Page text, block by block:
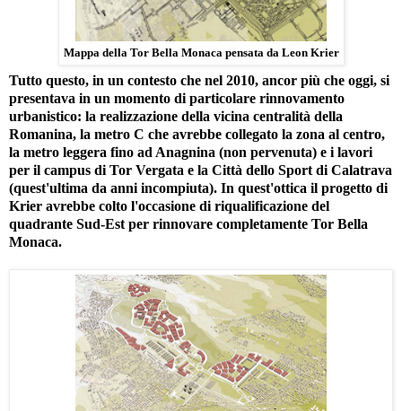
Mappa della Tor Bella Monaca pensata da Leon Krier
Tutto questo, in un contesto che nel 2010, ancor più che oggi, si
presentava in un momento di particolare rinnovamento
urbanistico: la realizzazione della vicina centralità della
Romanina, la metro C che avrebbe collegato la zona al centro,
la metro leggera fino ad Anagnina (non pervenuta) e i lavori
per il campus di Tor Vergata e la Città dello Sport di Calatrava
(quest'ultima da anni incompiuta). In quest'ottica il progetto di
Krier avrebbe colto l'occasione di riqualificazione del
quadrante Sud-Est per rinnovare completamente Tor Bella
Monaca.